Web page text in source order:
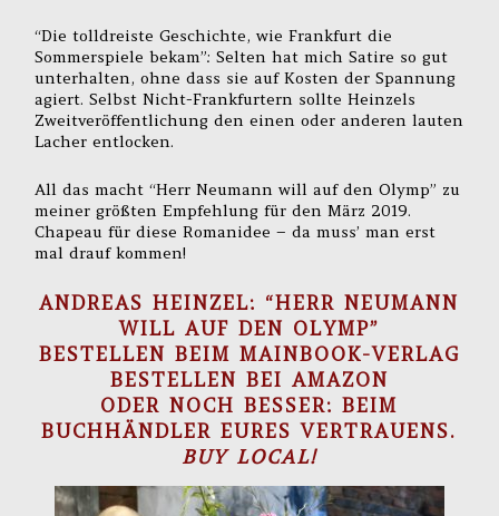
“Die tolldreiste Geschichte, wie Frankfurt die
Sommerspiele bekam”: Selten hat mich Satire so gut
unterhalten, ohne dass sie auf Kosten der Spannung
agiert. Selbst Nicht-Frankfurtern sollte Heinzels
Zweitveröffentlichung den einen oder anderen lauten
Lacher entlocken.
All das macht “Herr Neumann will auf den Olymp” zu
meiner größten Empfehlung für den März 2019.
Chapeau für diese Romanidee – da muss’ man erst
mal drauf kommen!
ANDREAS HEINZEL: “HERR NEUMANN
WILL AUF DEN OLYMP”
BESTELLEN BEIM MAINBOOK-VERLAG
BESTELLEN BEI AMAZON
ODER NOCH BESSER: BEIM
BUCHHÄNDLER EURES VERTRAUENS.
BUY LOCAL!